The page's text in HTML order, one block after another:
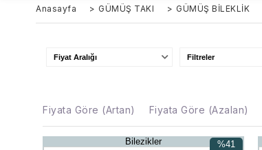
Anasayfa > GÜMÜŞ TAKI > GÜMÜŞ BİLEKLİK
Fiyat Aralığı Filtreler
Fiyata Göre (Artan) Fiyata Göre (Azalan)
Bilezikler
%41